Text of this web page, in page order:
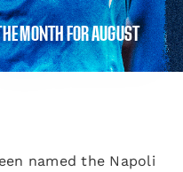
MONTH FOR AUGUST
named the Napoli